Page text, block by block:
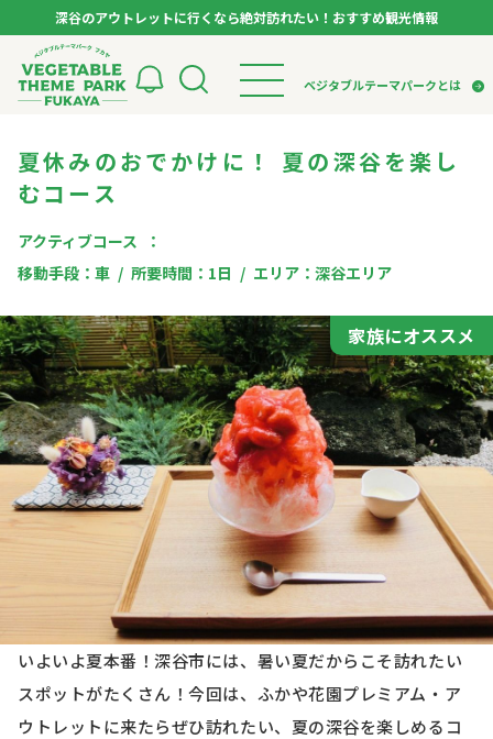
深谷のアウトレットに行くなら絶対訪れたい！おすすめ観光情報
ベジタブルテーマパークとは
トップページ
モデルコース
スポット
体験
特集記事
お役立ち情報
レシピ集
夏休みのおでかけに！ 夏の深谷を楽し
むコース
アクティブコース
移動手段： 車 所要時間： 1日 エリア： 深谷エリア
家族にオススメ
いよいよ夏本番！深谷市には、暑い夏だからこそ訪れたい
スポットがたくさん！今回は、ふかや花園プレミアム・ア
ウトレットに来たらぜひ訪れたい、夏の深谷を楽しめるコ